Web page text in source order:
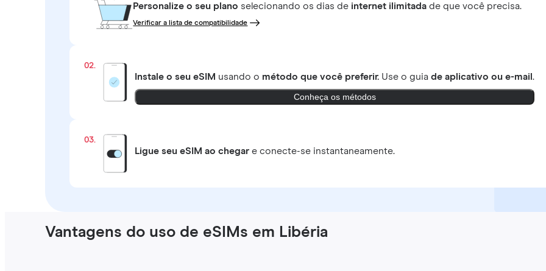
Personalize o seu plano selecionando os dias de internet ilimitada de que você precisa.
Verificar a lista de compatibilidade
02.
Instale o seu eSIM usando o método que você preferir. Use o guiade aplicativo ou e-mail.
Conheça os métodos
03.
Ligue seu eSIM ao chegar e conecte-se instantaneamente.
Vantagens do uso de eSIMs em Libéria